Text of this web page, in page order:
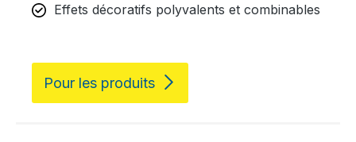
Effets décoratifs polyvalents et combinables
Pour les produits